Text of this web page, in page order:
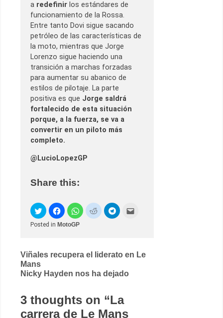
a redefinir los estándares de
funcionamiento de la Rossa.
Entre tanto Dovi sigue sacando
petróleo de las características de
la moto, mientras que Jorge
Lorenzo sigue haciendo una
transición a marchas forzadas
para aumentar su abanico de
estilos de pilotaje. La parte
positiva es que Jorge saldrá
fortalecido de esta situación
porque, a la fuerza, se va a
convertir en un piloto más
completo.
@LucioLopezGP
Share this:
Posted in MotoGP
Post
navigation
Viñales recupera el liderato en Le
Mans
Nicky Hayden nos ha dejado
3 thoughts on “La
carrera de Le Mans